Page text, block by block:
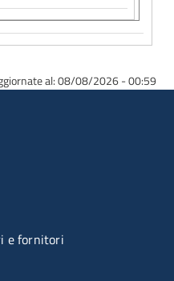
al: 08/08/2026 - 00:59
e fornitori